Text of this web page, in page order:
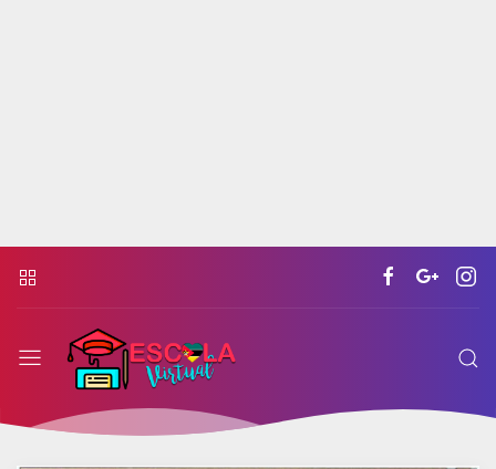
Escola
Virtual
Moçambicana